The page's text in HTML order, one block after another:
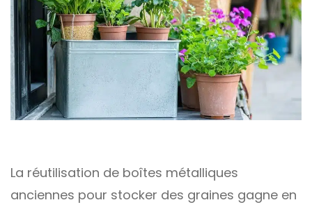
La réutilisation de boîtes métalliques
anciennes pour stocker des graines gagne en